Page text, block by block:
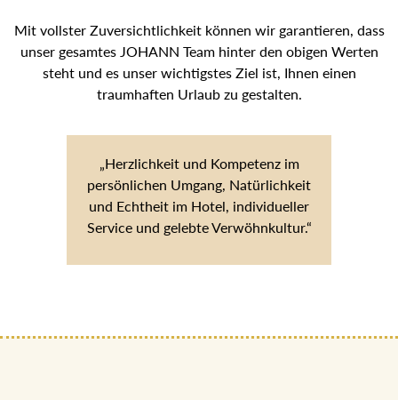
Mit vollster Zuversichtlichkeit können wir garantieren, dass
unser gesamtes JOHANN Team hinter den obigen Werten
steht und es unser wichtigstes Ziel ist, Ihnen einen
traumhaften Urlaub zu gestalten.
„Herzlichkeit und Kompetenz im
persönlichen Umgang, Natürlichkeit
und Echtheit im Hotel, individueller
Service und gelebte Verwöhnkultur.“